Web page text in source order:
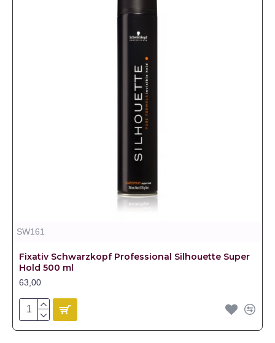
SW161
Fixativ Schwarzkopf Professional Silhouette Super
Hold 500 ml
63,00